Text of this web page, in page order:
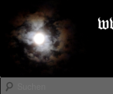
primären
Inhalt
springen
sekundären
Inhalt
springenDARK-
Suchen